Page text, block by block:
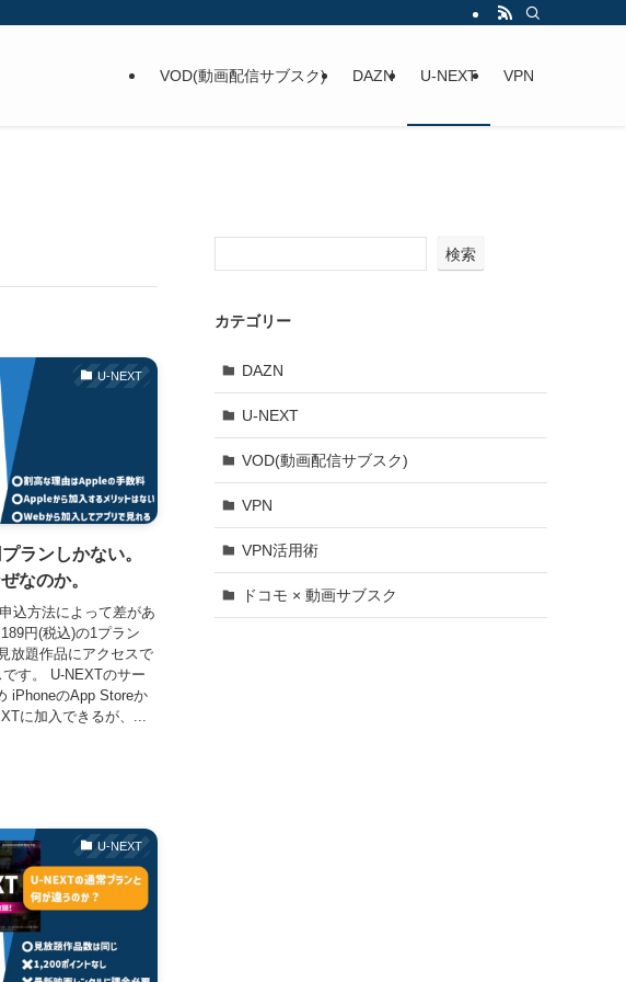
VOD(動画配信サブスク) DAZN U-NEXT VPN
U-NEXT
ランしかない。
なのか。
込方法によって差があ
円(税込)の1プラン
放題作品にアクセスで
す。 U-NEXTのサー
iPhoneのApp Storeか
に加入できるが、...
U-NEXT
検索
カテゴリー
DAZN
U-NEXT
VOD(動画配信サブスク)
VPN
VPN活用術
ドコモ × 動画サブスク